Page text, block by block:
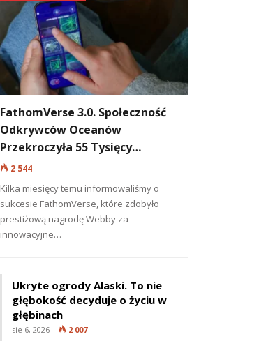
FathomVerse 3.0. Społeczność
Odkrywców Oceanów
Przekroczyła 55 Tysięcy…
2 544
Kilka miesięcy temu informowaliśmy o
sukcesie FathomVerse, które zdobyło
prestiżową nagrodę Webby za
innowacyjne…
Ukryte ogrody Alaski. To nie
głębokość decyduje o życiu w
głębinach
sie 6, 2026 2 007